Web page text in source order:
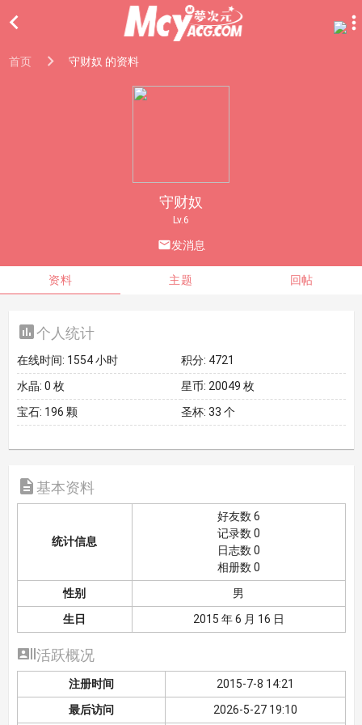

首页 守财奴 的资料
守财奴
Lv.6
发消息
资料 主题 回帖
个人统计
在线时间: 1554 小时 积分: 4721
水晶: 0 枚 星币: 20049 枚
宝石: 196 颗 圣杯: 33 个
 基本资料
统计信息
好友数 6
记录数 0
日志数 0
相册数 0
性别
男
生日
2015 年 6 月 16 日
活跃概况
注册时间
2015-7-8 14:21
最后访问
2026-5-27 19:10